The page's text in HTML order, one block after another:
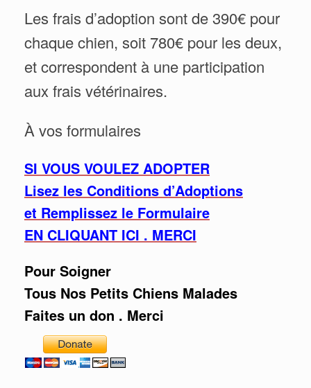
Les frais d’adoption sont de 390€ pour
chaque chien, soit 780€ pour les deux,
et correspondent à une participation
aux frais vétérinaires.
À vos formulaires
SI VOUS VOULEZ ADOPTER
Lisez les Conditions d’Adoptions
et Remplissez le Formulaire
EN CLIQUANT ICI . MERCI
Pour Soigner
Tous Nos Petits Chiens Malades
Faites un don . Merci